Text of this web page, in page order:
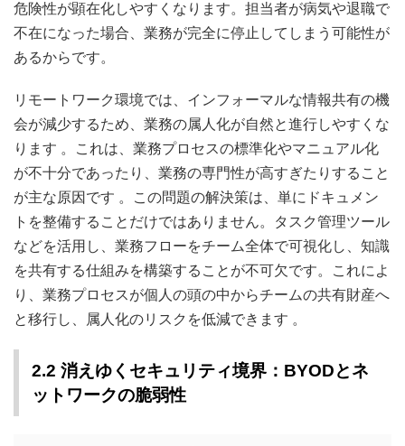
危険性が顕在化しやすくなります。担当者が病気や退職で
不在になった場合、業務が完全に停止してしまう可能性が
あるからです。
リモートワーク環境では、インフォーマルな情報共有の機
会が減少するため、業務の属人化が自然と進行しやすくな
ります 。これは、業務プロセスの標準化やマニュアル化
が不十分であったり、業務の専門性が高すぎたりすること
が主な原因です 。この問題の解決策は、単にドキュメン
トを整備することだけではありません。タスク管理ツール
などを活用し、業務フローをチーム全体で可視化し、知識
を共有する仕組みを構築することが不可欠です。これによ
り、業務プロセスが個人の頭の中からチームの共有財産へ
と移行し、属人化のリスクを低減できます 。
2.2 消えゆくセキュリティ境界：BYODとネ
ットワークの脆弱性